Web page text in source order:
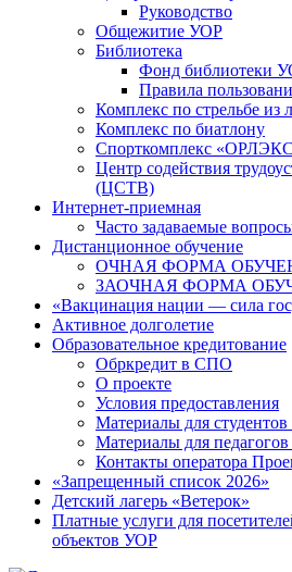
Руководство
Общежитие УОР
Библиотека
Фонд библиотеки
Правила
Комплекс по стрельбе из
Комплекс по биатлону
Спорткомплекс
Центр содействия
(ЦСТВ)
Интернет-приемная
Часто задаваемые
Дистанционное обучение
ОЧНАЯ ФОРМА
ЗАОЧНАЯ ФОРМА
«Вакцинация нации — сила
Активное долголетие
Образовательное кредитование
Обркредит в СПО
О проекте
Условия предоставления
Материалы для
Материалы для
Контакты оператора
«Запрещенный список 2026»
Детский лагерь «Ветерок»
Платные услуги для
объектов УОР